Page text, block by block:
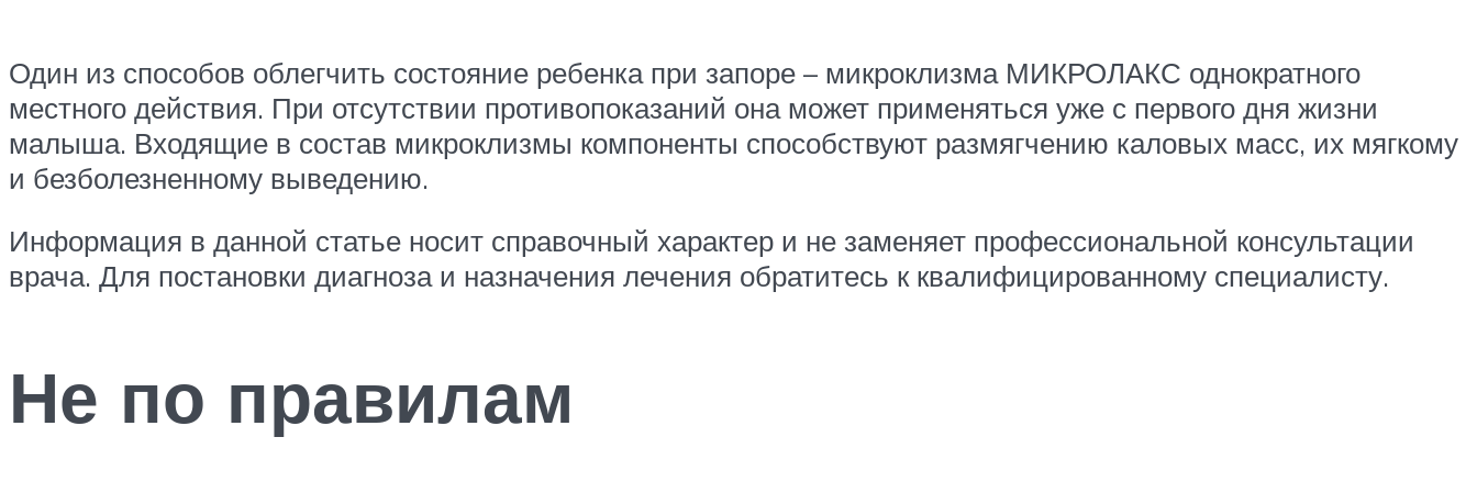
Один из способов облегчить состояние ребенка при запоре – микроклизма МИКРОЛАКС однократного
местного действия. При отсутствии противопоказаний она может применяться уже с первого дня жизни
малыша. Входящие в состав микроклизмы компоненты способствуют размягчению каловых масс, их мягкому
и безболезненному выведению.
Информация в данной статье носит справочный характер и не заменяет профессиональной консультации
врача. Для постановки диагноза и назначения лечения обратитесь к квалифицированному специалисту.
Не по правилам